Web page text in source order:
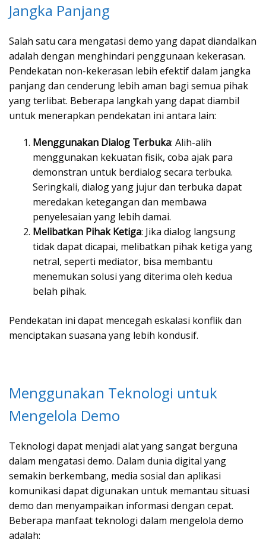
Jangka Panjang
Salah satu cara mengatasi demo yang dapat diandalkan
adalah dengan menghindari penggunaan kekerasan.
Pendekatan non-kekerasan lebih efektif dalam jangka
panjang dan cenderung lebih aman bagi semua pihak
yang terlibat. Beberapa langkah yang dapat diambil
untuk menerapkan pendekatan ini antara lain:
Menggunakan Dialog Terbuka: Alih-alih
menggunakan kekuatan fisik, coba ajak para
demonstran untuk berdialog secara terbuka.
Seringkali, dialog yang jujur dan terbuka dapat
meredakan ketegangan dan membawa
penyelesaian yang lebih damai.
Melibatkan Pihak Ketiga: Jika dialog langsung
tidak dapat dicapai, melibatkan pihak ketiga yang
netral, seperti mediator, bisa membantu
menemukan solusi yang diterima oleh kedua
belah pihak.
Pendekatan ini dapat mencegah eskalasi konflik dan
menciptakan suasana yang lebih kondusif.
Menggunakan Teknologi untuk
Mengelola Demo
Teknologi dapat menjadi alat yang sangat berguna
dalam mengatasi demo. Dalam dunia digital yang
semakin berkembang, media sosial dan aplikasi
komunikasi dapat digunakan untuk memantau situasi
demo dan menyampaikan informasi dengan cepat.
Beberapa manfaat teknologi dalam mengelola demo
adalah: